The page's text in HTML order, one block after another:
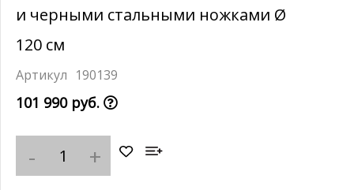
и черными стальными ножками Ø
120 см
190139
101 990 руб.